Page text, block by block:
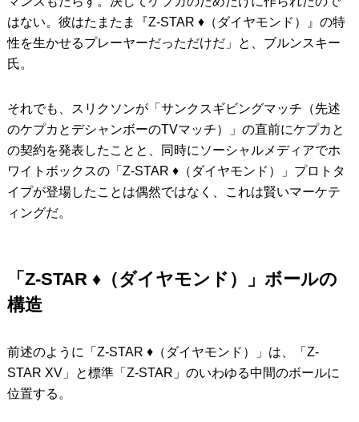
はない。彼はたまたま『Z-STAR ♦︎（ダイヤモンド）』の特
性を生かせるプレーヤーだっただけだ」と、ブルンスキー
氏。
それでも、スリクソンが「サンクスギビングマッチ（先述
のケプカとデシャンボーのTVマッチ）」の直前にケプカと
の契約を発表したことと、同時にソーシャルメディアでホ
ワイトボックスの「Z-STAR ♦︎（ダイヤモンド）」プロトタ
イプが登場したことは偶然ではなく、これは賢いマーケテ
ィングだ。
「Z-STAR ♦︎（ダイヤモンド）」ボールの
構造
前述のように「Z-STAR ♦︎（ダイヤモンド）」は、「Z-
STAR XV」と標準「Z-STAR」のいわゆる中間のボールに
位置する。